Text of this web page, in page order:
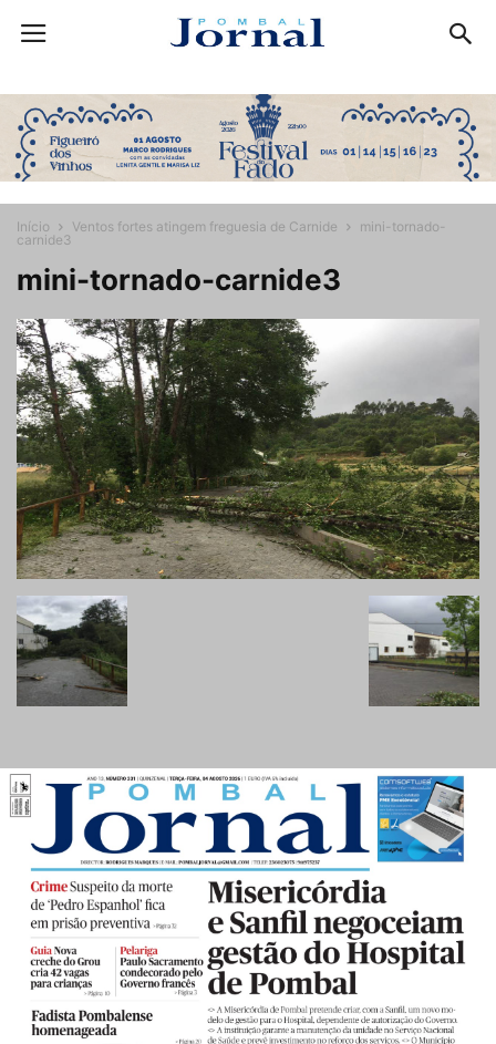
Início Ventos fortes atingem freguesia de Carnide
mini-tornado-
carnide3
mini-tornado-carnide3